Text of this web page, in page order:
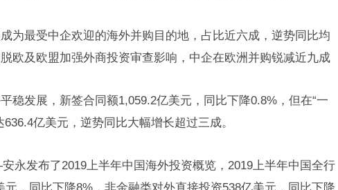
为最受中企欢迎的海外并购目的地，占比近六成，逆势同比均
欧及欧盟加强外商投资审查影响，中企在欧洲并购锐减近九成
稳发展，新签合同额1,059.2亿美元，同比下降0.8%，但在“一
亿美元，逆势同比大幅增长超过三成。
永发布了2019上半年中国海外投资概览，2019上半年中国全行